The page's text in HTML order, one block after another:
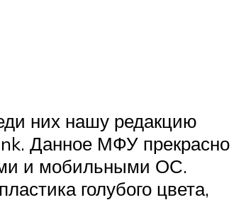
них нашу редакцию
Данное МФУ прекрасно
и мобильными ОС.
голубого цвета,